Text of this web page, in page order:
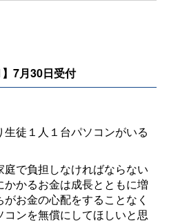
7月30日受付
徒１人１台パソコンがいる
で負担しなければならない
かるお金は成長とともに増
お金の心配をすることなく
ンを無償にしてほしいと思